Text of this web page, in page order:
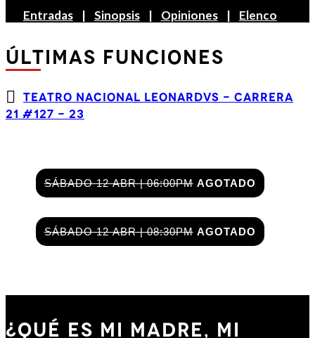
Entradas| Sinopsis| Opiniones| Elenco
ÚLTIMAS FUNCIONES
TEATRO NACIONAL LEONARDVS - CARRERA
21 #127 - 23
SÁBADO 12 ABR | 06:00PM AGOTADO
SÁBADO 12 ABR | 08:30PM AGOTADO
¿qué es Mi Madre, Mi